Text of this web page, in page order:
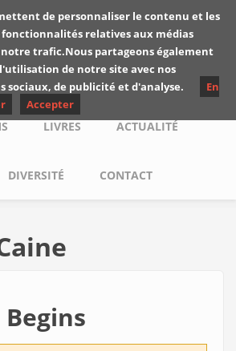
de
Yuyine
LIVRES ACTUALITÉ
DIVERSITÉ CONTACT
de personnaliser le contenu et les
relatives aux médias
trafic.Nous partageons également
de notre site avec nos
sociaux, de publicité et d'analyse.
En
Accepter